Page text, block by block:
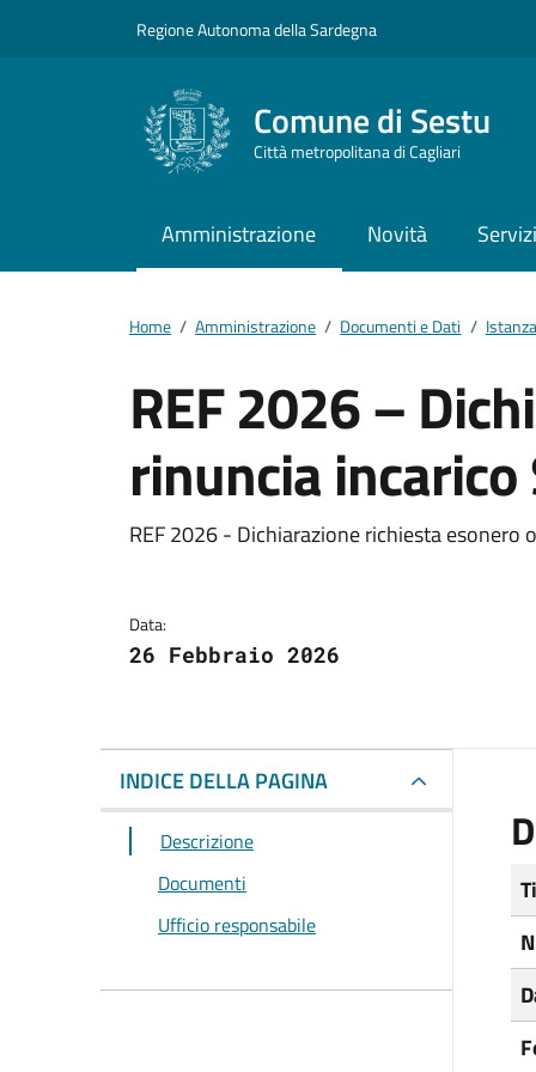
Regione Autonoma della Sardegna
Comune di Sestu
Città metropolitana di Cagliari
Amministrazione Novità Servizi
Home / Amministrazione / Documenti e Dati / Istanza
REF 2026 –
rinuncia incarico
Dettagli del
REF 2026 - Dichiarazione richiesta esonero
Data:
26 Febbraio 2026
INDICE DELLA PAGINA
Descrizione
Documenti
Ufficio responsabile